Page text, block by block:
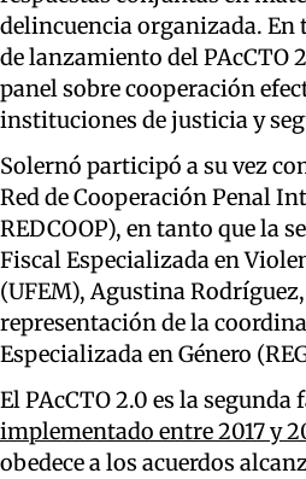
delincuencia organizada. En
de lanzamiento del PAcCTO
panel sobre cooperación
instituciones de justicia y
Solernó participó a su vez
Red de Cooperación Penal
REDCOOP), en tanto que la
Fiscal Especializada en
(UFEM), Agustina
representación de la
Especializada en Género
El PAcCTO 2.0 es la segunda
implementado entre 2017 y
obedece a los acuerdos